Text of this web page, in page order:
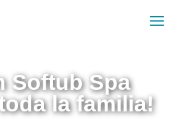
Softub Spa
la familia!